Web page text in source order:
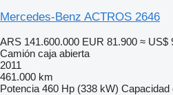
Mercedes-Benz ACTROS 2646
ARS 141.600.000 EUR 81.900 ≈ US$
Camión caja abierta
2011
461.000 km
Potencia 460 Hp (338 kW) Capacidad